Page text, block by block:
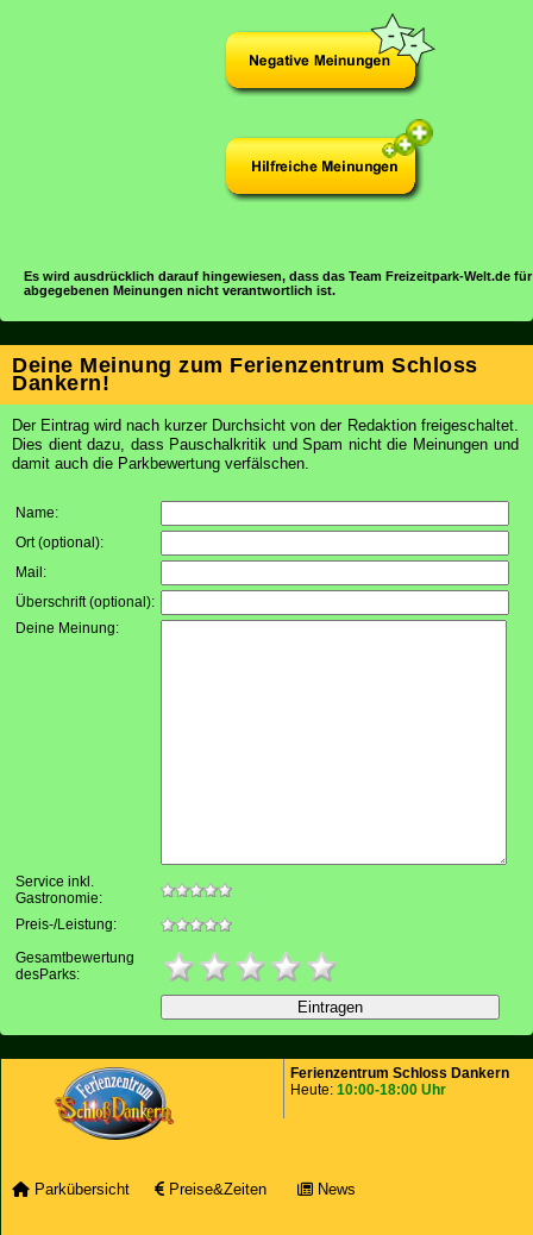
Es wird ausdrücklich darauf hingewiesen, dass das Team Freizeitpark-Welt.de
abgegebenen Meinungen nicht verantwortlich ist.
Deine Meinung zum Ferienzentrum Schloss
Dankern!
Der Eintrag wird nach kurzer Durchsicht von der Redaktion freigeschaltet.
Dies dient dazu, dass Pauschalkritik und Spam nicht die Meinungen und
damit auch die Parkbewertung verfälschen.
Name:
Ort (optional):
Mail:
Überschrift (optional):
Deine Meinung:
Service inkl.
Gastronomie:
Preis-/Leistung:
Gesamtbewertung
desParks:
Ferienzentrum Schloss Dankern
Heute: 10:00-18:00 Uhr
Parkübersicht Preise&Zeiten News